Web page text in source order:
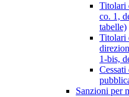
Titolari
co. 1,
tabelle)
Titolari
1-bis,
Sanzioni per